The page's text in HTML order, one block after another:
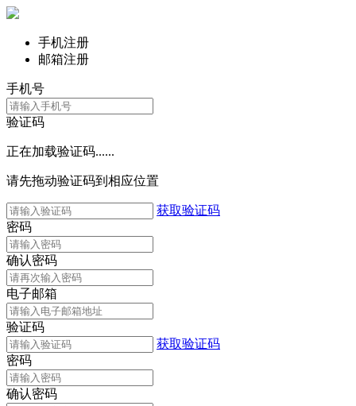
手机注册
邮箱注册
手机号
验证码
正在加载验证码......
请先拖动验证码到相应位置
获取验证码
密码
确认密码
电子邮箱
验证码
获取验证码
密码
确认密码